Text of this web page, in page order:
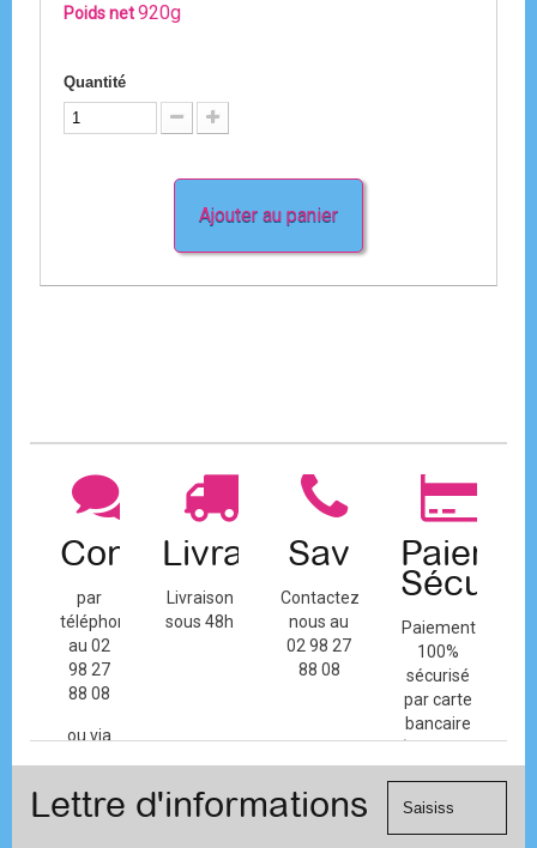
Poids net920g
Quantité
Ajouter au panier
Contact
par
téléphone
au 02
98 27
88 08
ou via
de
Livraison
Livraison
sous 48h
Sav
Contactez-
nous au
02 98 27
88 08
Paiement
100%
sécurisé
par carte
bancaire
(Mastercard,
Visa, ...) et
Lettre d'informations